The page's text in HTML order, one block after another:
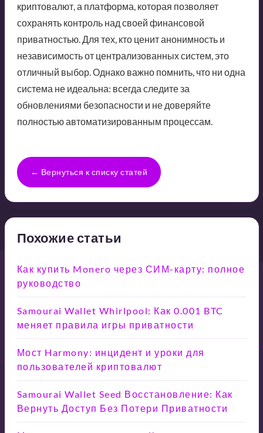
криптовалют, а платформа, которая позволяет
сохранять контроль над своей финансовой
приватностью. Для тех, кто ценит анонимность и
независимость от централизованных систем, это
отличный выбор. Однако важно помнить, что ни одна
система не идеальна: всегда следите за
обновлениями безопасности и не доверяйте
полностью автоматизированным процессам.
← Вернуться к списку статей
Похожие статьи
Как купить Monero через СИМ-карту: полное
руководство
Samourai Wallet Whirlpool: Как 0.001 BTC
меняет правила игры приватности
Мост Harmony: инцидент и уроки для
пользователей криптовалют
Samourai Wallet Seed Восстановление: Как
Вернуть Доступ Без Потери Приватности